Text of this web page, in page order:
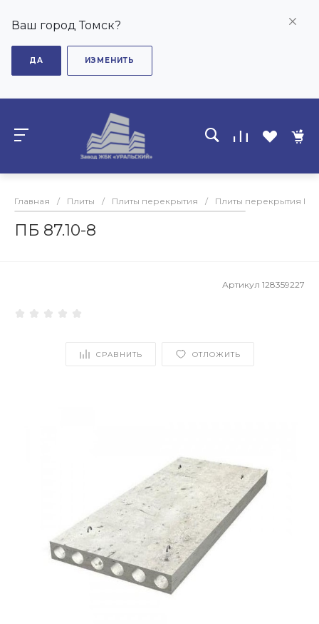
Ваш город Томск?
ДА ИЗМЕНИТЬ
Главная / Плиты / Плиты перекрытия / Плиты перекрытия ПБ
ПБ 87.10-8
Артикул 128359227
СРАВНИТЬ ОТЛОЖИТЬ